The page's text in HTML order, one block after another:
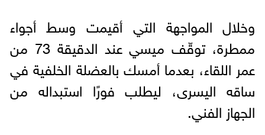
وخلال المواجهة التي أقيمت وسط أجواء
ممطرة، توقّف ميسي عند الدقيقة 73 من
عمر اللقاء، بعدما أمسك بالعضلة الخلفية في
ساقه اليسرى، ليطلب فورًا استبداله من
الجهاز الفني.